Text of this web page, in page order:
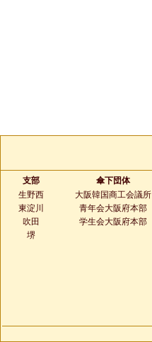
支部
生野西
東淀川
吹田
堺
傘下団体
大阪韓国商工会議所
青年会大阪府本部
学生会大阪府本部